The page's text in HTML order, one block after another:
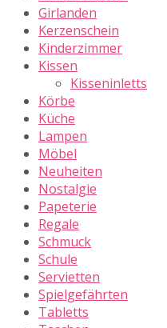
Girlanden
Kerzenschein
Kinderzimmer
Kissen
Kisseninletts
Körbe
Küche
Lampen
Möbel
Neuheiten
Nostalgie
Papeterie
Regale
Schmuck
Schule
Servietten
Spielgefährten
Tabletts